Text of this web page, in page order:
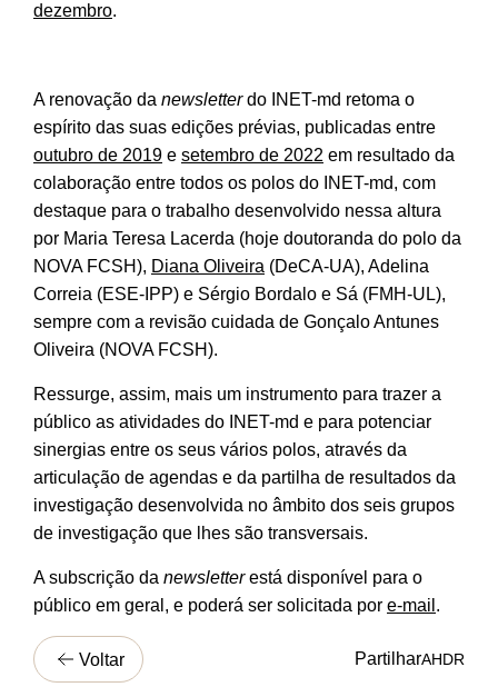
dezembro.
A renovação da newsletterdo INET-md retoma o
espírito das suas edições prévias, publicadas entre
outubro de 2019 e setembro de 2022 em resultado da
colaboração entre todos os polos do INET-md, com
destaque para o trabalho desenvolvido nessa altura
por Maria Teresa Lacerda (hoje doutoranda do polo da
NOVA FCSH), Diana Oliveira (DeCA-UA), Adelina
Correia (ESE-IPP) e Sérgio Bordalo e Sá (FMH-UL),
sempre com a revisão cuidada de Gonçalo Antunes
Oliveira (NOVA FCSH).
Ressurge, assim, mais um instrumento para trazer a
público as atividades do INET-md e para potenciar
sinergias entre os seus vários polos, através da
articulação de agendas e da partilha de resultados da
investigação desenvolvida no âmbito dos seis grupos
de investigação que lhes são transversais.
A subscrição da newsletterestá disponível para o
público em geral, e poderá ser solicitada por e-mail .
Voltar PartilharAHDR